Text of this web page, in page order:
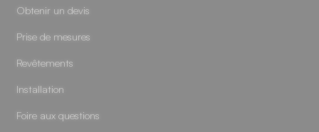
Obtenir un devis
Prise de mesures
Revêtements
Installation
Foire aux questions